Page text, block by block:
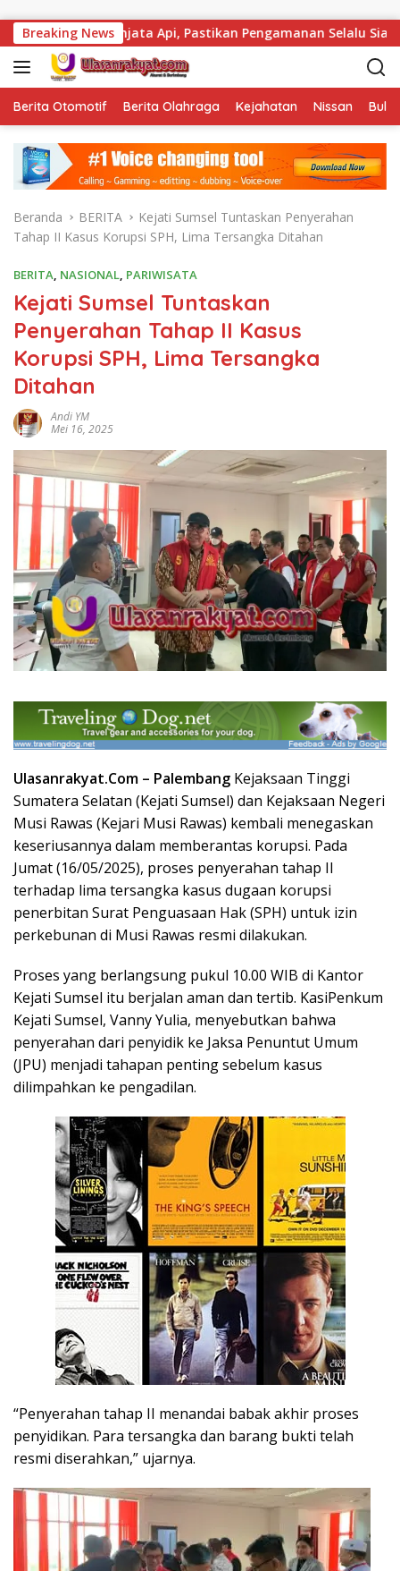
Breaking News
Senjata Api, Pastikan Pengamanan Selalu Siaga 24 Jam
Berita Otomotif Berita Olahraga Kejahatan Nissan
Beranda BERITA
Kejati Sumsel Tuntaskan Penyerahan
Tahap II Kasus Korupsi SPH, Lima Tersangka Ditahan
BERITA, NASIONAL, PARIWISATA
Kejati Sumsel Tuntaskan
Penyerahan Tahap II Kasus
Korupsi SPH, Lima Tersangka
Ditahan
Andi YM
Mei 16, 2025
Ulasanrakyat.Com – Palembang Kejaksaan Tinggi
Sumatera Selatan (Kejati Sumsel) dan Kejaksaan Negeri
Musi Rawas (Kejari Musi Rawas) kembali menegaskan
keseriusannya dalam memberantas korupsi. Pada
Jumat (16/05/2025), proses penyerahan tahap II
terhadap lima tersangka kasus dugaan korupsi
penerbitan Surat Penguasaan Hak (SPH) untuk izin
perkebunan di Musi Rawas resmi dilakukan.
Proses yang berlangsung pukul 10.00 WIB di Kantor
Kejati Sumsel itu berjalan aman dan tertib. KasiPenkum
Kejati Sumsel, Vanny Yulia, menyebutkan bahwa
penyerahan dari penyidik ke Jaksa Penuntut Umum
(JPU) menjadi tahapan penting sebelum kasus
dilimpahkan ke pengadilan.
“Penyerahan tahap II menandai babak akhir proses
penyidikan. Para tersangka dan barang bukti telah
resmi diserahkan,” ujarnya.